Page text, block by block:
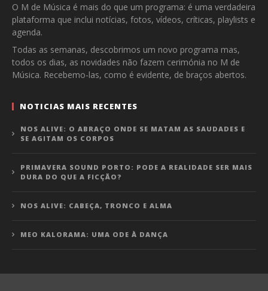
O M de Música é mais do que um programa: é uma verdadeira
plataforma que inclui notícias, fotos, vídeos, críticas, playlists e
agenda.
Todas as semanas, descobrimos um novo programa mas,
todos os dias, as novidades não fazem cerimónia no M de
Música. Recebemo-las, como é evidente, de braços abertos.
NOTICIAS MAIS RECENTES
NOS ALIVE: O ABRAÇO ONDE SE MATAM AS SAUDADES E
SE AGITAM OS CORPOS
PRIMAVERA SOUND PORTO: PODE A REALIDADE SER MAIS
DURA DO QUE A FICÇÃO?
NOS ALIVE: CABEÇA, TRONCO E ALMA
MEO KALORAMA: UMA ODE À DANÇA